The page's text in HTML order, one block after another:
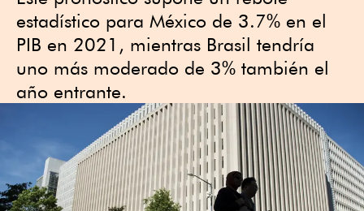
estadístico para México de 3.7% en el
PIB en 2021, mientras Brasil tendría
uno más moderado de 3% también el
año entrante.